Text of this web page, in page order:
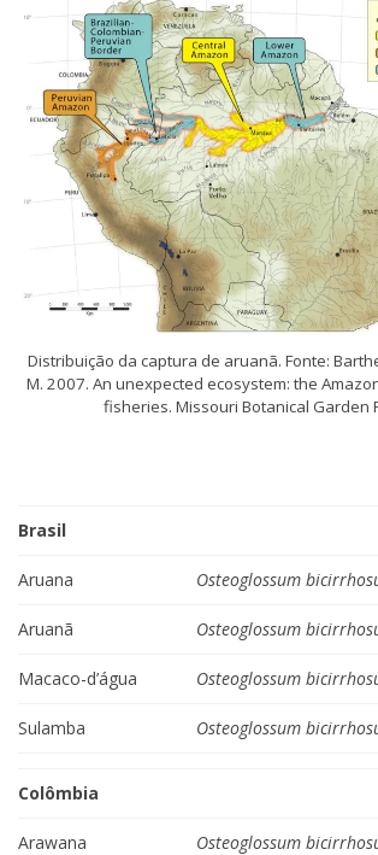
Distribuição da captura de aruanã. Fonte:
M. 2007. An unexpected ecosystem: the
fisheries. Missouri Botanical Garden
Brasil
Aruana Osteoglossum
Aruanã Osteoglossum
Macaco-d’água Osteoglossum
Sulamba Osteoglossum
Colômbia
Arawana Osteoglossum